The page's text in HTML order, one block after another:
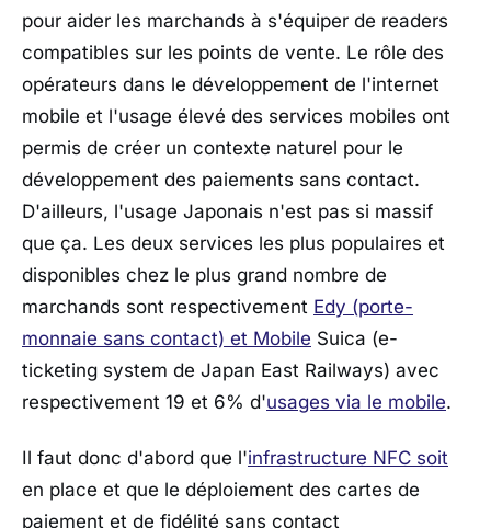
pour aider les marchands à s'équiper de readers
compatibles sur les points de vente. Le rôle des
opérateurs dans le développement de l'internet
mobile et l'usage élevé des services mobiles ont
permis de créer un contexte naturel pour le
développement des paiements sans contact.
D'ailleurs, l'usage Japonais n'est pas si massif
que ça. Les deux services les plus populaires et
disponibles chez le plus grand nombre de
marchands sont respectivement Edy (porte-
monnaie sans contact) et Mobile Suica (e-
ticketing system de Japan East Railways) avec
respectivement 19 et 6% d'usages via le mobile.
Il faut donc d'abord que l'infrastructure NFC soit
en place et que le déploiement des cartes de
paiement et de fidélité sans contact